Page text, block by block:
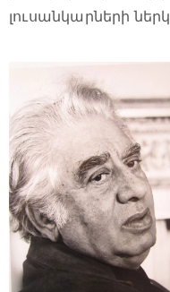
լուսանկարների